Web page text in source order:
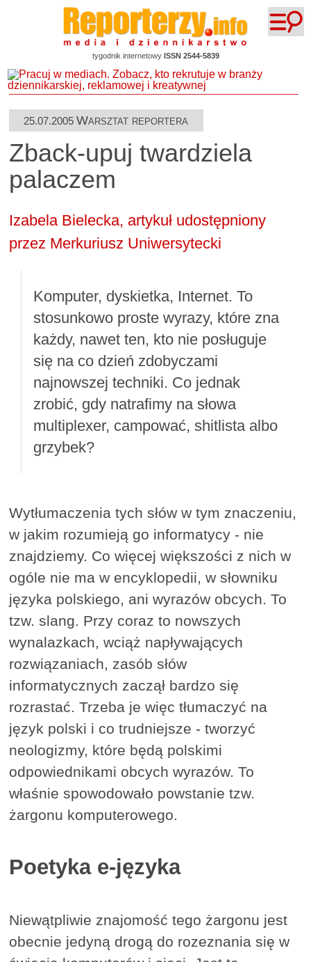
tygodnik internetowy ISSN 2544-5839
25.07.2005Warsztat reportera
Zback-upuj twardziela
palaczem
Izabela Bielecka, artykuł udostępniony
przez Merkuriusz Uniwersytecki
Komputer, dyskietka, Internet. To
stosunkowo proste wyrazy, które zna
każdy, nawet ten, kto nie posługuje
się na co dzień zdobyczami
najnowszej techniki. Co jednak
zrobić, gdy natrafimy na słowa
multiplexer, campować, shitlista albo
grzybek?
Wytłumaczenia tych słów w tym znaczeniu,
w jakim rozumieją go informatycy - nie
znajdziemy. Co więcej większości z nich w
ogóle nie ma w encyklopedii, w słowniku
języka polskiego, ani wyrazów obcych. To
tzw. slang. Przy coraz to nowszych
wynalazkach, wciąż napływających
rozwiązaniach, zasób słów
informatycznych zaczął bardzo się
rozrastać. Trzeba je więc tłumaczyć na
język polski i co trudniejsze - tworzyć
neologizmy, które będą polskimi
odpowiednikami obcych wyrazów. To
właśnie spowodowało powstanie tzw.
żargonu komputerowego.
Poetyka e-języka
Niewątpliwie znajomość tego żargonu jest
obecnie jedyną drogą do rozeznania się w